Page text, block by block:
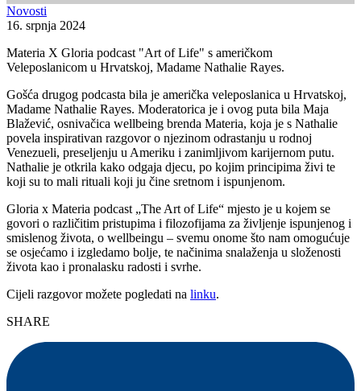
Novosti
16. srpnja 2024
Materia X Gloria podcast "Art of Life" s američkom
Veleposlanicom u Hrvatskoj, Madame Nathalie Rayes.
Gošća drugog podcasta bila je američka veleposlanica u Hrvatskoj,
Madame Nathalie Rayes. Moderatorica je i ovog puta bila Maja
Blažević, osnivačica wellbeing brenda Materia, koja je s Nathalie
povela inspirativan razgovor o njezinom odrastanju u rodnoj
Venezueli, preseljenju u Ameriku i zanimljivom karijernom putu.
Nathalie je otkrila kako odgaja djecu, po kojim principima živi te
koji su to mali rituali koji ju čine sretnom i ispunjenom.
Gloria x Materia podcast „The Art of Life“ mjesto je u kojem se
govori o različitim pristupima i filozofijama za življenje ispunjenog i
smislenog života, o wellbeingu – svemu onome što nam omogućuje
se osjećamo i izgledamo bolje, te načinima snalaženja u složenosti
života kao i pronalasku radosti i svrhe.
Cijeli razgovor možete pogledati na linku.
SHARE